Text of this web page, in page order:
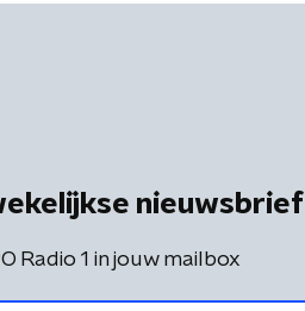
nieuwsbrief
Radio 1 in jouw mailbox